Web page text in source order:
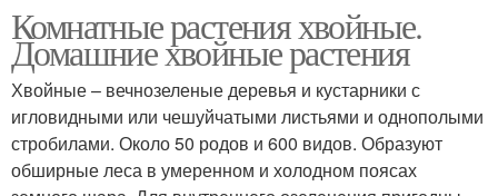
Комнатные растения хвойные.
Домашние хвойные растения
Хвойные – вечнозеленые деревья и кустарники с
игловидными или чешуйчатыми листьями и однополыми
стробилами. Около 50 родов и 600 видов. Образуют
обширные леса в умеренном и холодном поясах